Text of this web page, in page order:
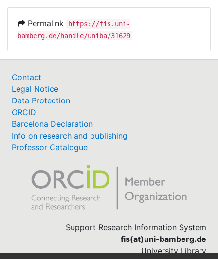
Permalink
https://fis.uni-
bamberg.de/handle/uniba/31629
Contact
Legal Notice
Data Protection
ORCID
Barcelona Declaration
Info on research and publishing
Professor Catalogue
Support Research Information System
fis(at)uni-bamberg.de
University Library